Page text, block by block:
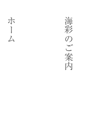
ホーム 海彩のご案内